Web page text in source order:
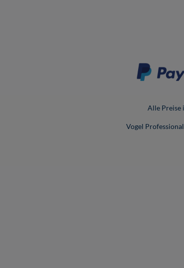
Alle Preise
Vogel